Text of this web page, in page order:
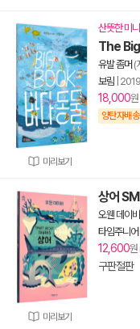
미리보기
산뜻한 미
The
유발 좀머 (
보림
18,000
양탄자배송
미리보기
상어
오웬 데이비
타임주니어
12,600원
구판절판